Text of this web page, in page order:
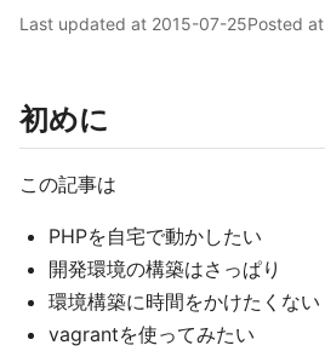
Last updated at 2015-07-25Posted at
初めに
この記事は
PHPを自宅で動かしたい
開発環境の構築はさっぱり
環境構築に時間をかけたくない
vagrantを使ってみたい